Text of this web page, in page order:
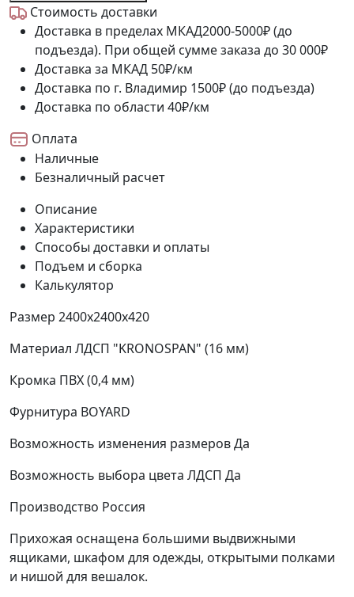
Стоимость доставки
Доставка в пределах МКАД2000-5000₽ (до
подъезда). При общей сумме заказа до 30 000₽
Доставка за МКАД 50₽/км
Доставка по г. Владимир 1500₽ (до подъезда)
Доставка по области 40₽/км
Оплата
Наличные
Безналичный расчет
Описание
Характеристики
Способы доставки и оплаты
Подъем и сборка
Калькулятор
Размер 2400х2400х420
Материал ЛДСП "KRONOSPAN" (16 мм)
Кромка ПВХ (0,4 мм)
Фурнитура BOYARD
Возможность изменения размеровДа
Возможность выбора цвета ЛДСП Да
Производство Россия
Прихожая оснащена большими выдвижными
ящиками, шкафом для одежды, открытыми полками
и нишой для вешалок.